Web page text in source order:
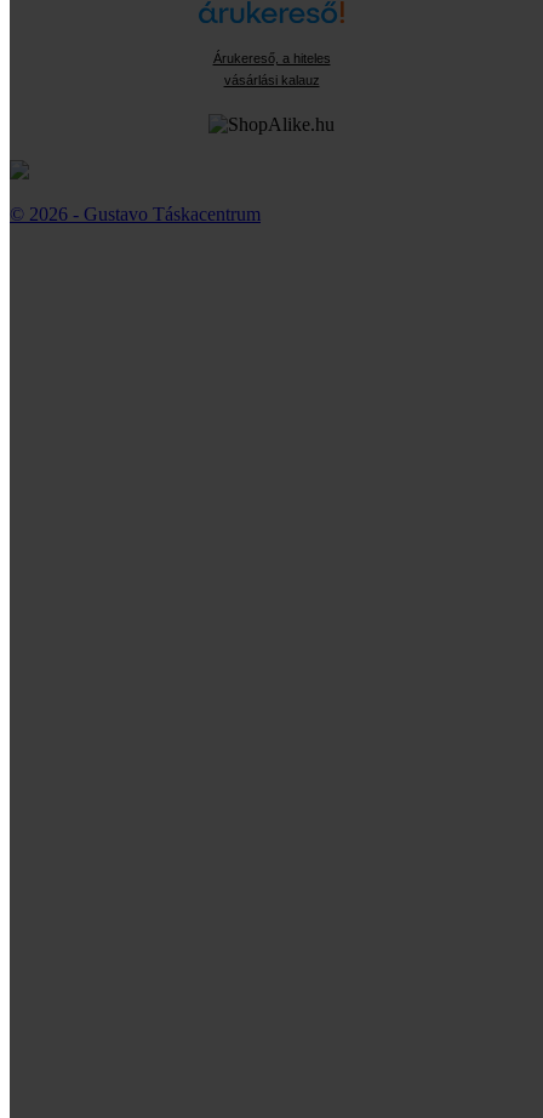
Árukereső, a hiteles
vásárlási kalauz
© 2026 - Gustavo Táskacentrum